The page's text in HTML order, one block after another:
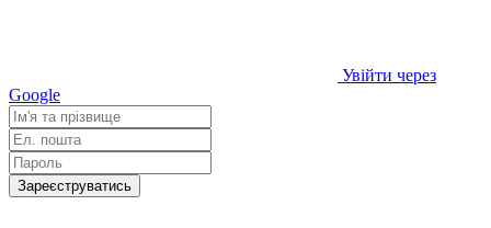
Увійти через
Google
Зареєструватись